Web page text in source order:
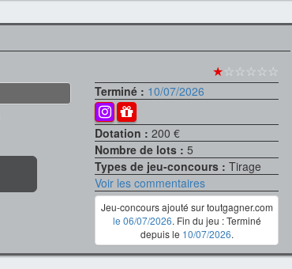
★☆☆☆☆☆
Terminé : 10/07/2026
Dotation :200 €
Nombre de lots :5
Types de jeu-concours :Tirage
Voir les commentaires
Jeu-concours ajouté sur toutgagner.com
le 06/07/2026. Fin du jeu : Terminé
depuis le 10/07/2026.